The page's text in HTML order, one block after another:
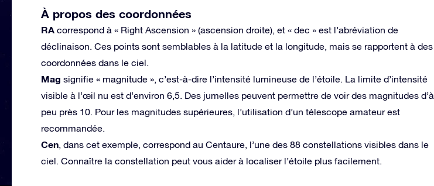
À propos des coordonnées
RA correspond à « Right Ascension » (ascension droite), et « dec » est l’abréviation de
déclinaison. Ces points sont semblables à la latitude et la longitude, mais se rapportent à des
coordonnées dans le ciel.
Mag signifie « magnitude », c’est-à-dire l’intensité lumineuse de l’étoile. La limite d’intensité
visible à l’œil nu est d’environ 6,5. Des jumelles peuvent permettre de voir des magnitudes d’à
peu près 10. Pour les magnitudes supérieures, l’utilisation d’un télescope amateur est
recommandée.
Cen, dans cet exemple, correspond au Centaure, l’une des 88 constellations visibles dans le
ciel. Connaître la constellation peut vous aider à localiser l’étoile plus facilement.